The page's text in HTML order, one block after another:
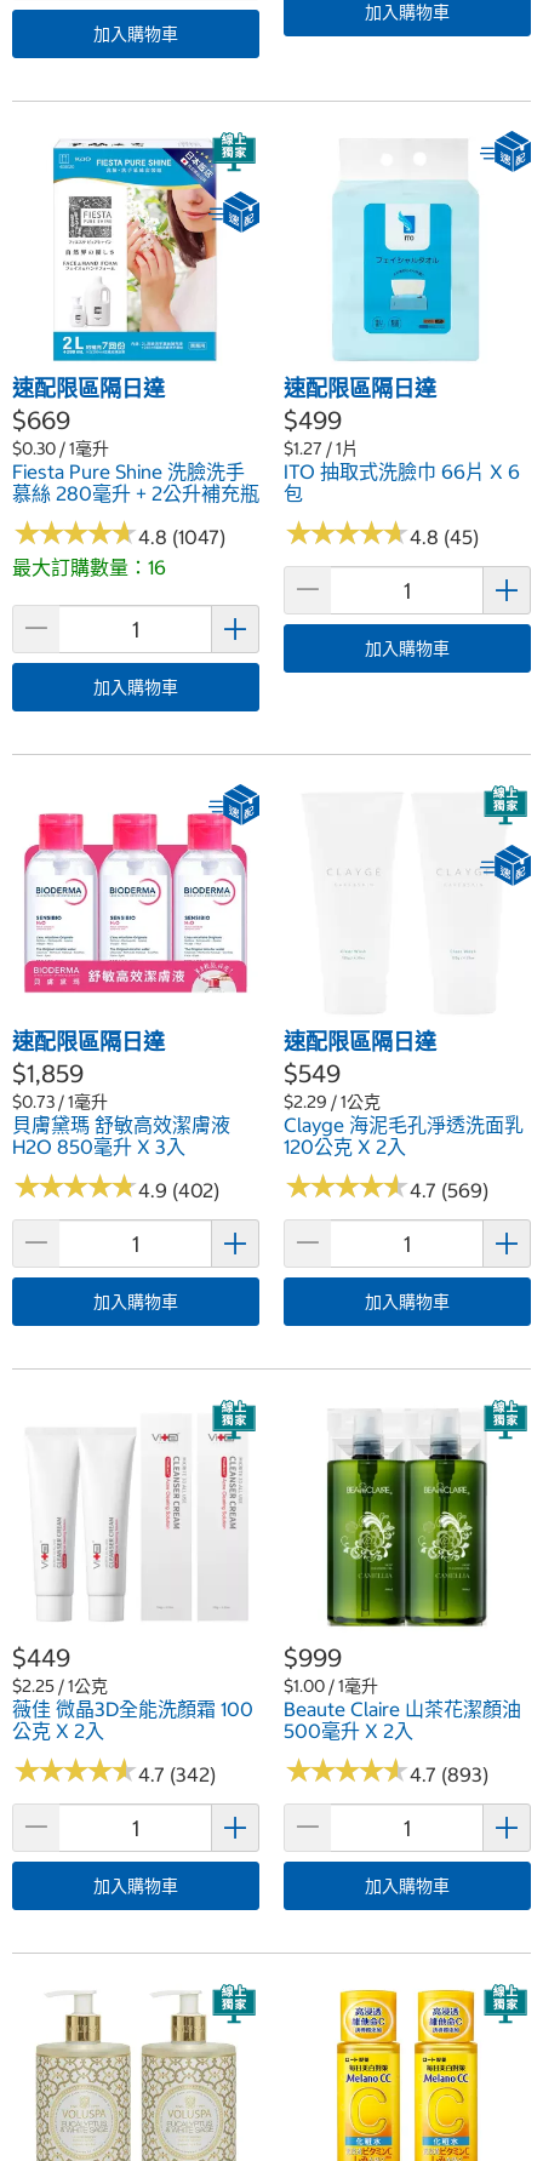
加入購物車
加入購物車
速配限區隔日達
$669
$0.30 / 1毫升
Fiesta Pure Shine 洗臉洗手
慕絲 280毫升 + 2公升補充瓶
★★★★★
★★★★★4.8 (1047)
最大訂購數量：16
加入購物車
速配限區隔日達
$499
$1.27 / 1片
ITO 抽取式洗臉巾 66片 X 6
包
★★★★★
★★★★★4.8 (45)
加入購物車
速配限區隔日達
$1,859
$0.73 / 1毫升
貝膚黛瑪 舒敏高效潔膚液
H2O 850毫升 X 3入
★★★★★
★★★★★4.9 (402)
加入購物車
速配限區隔日達
$549
$2.29 / 1公克
Clayge 海泥毛孔淨透洗面乳
120公克 X 2入
★★★★★
★★★★★4.7 (569)
加入購物車
$449
$2.25 / 1公克
薇佳 微晶3D全能洗顏霜 100
公克 X 2入
★★★★★
★★★★★4.7 (342)
加入購物車
$999
$1.00 / 1毫升
Beaute Claire 山茶花潔顏油
500毫升 X 2入
★★★★★
★★★★★4.7 (893)
加入購物車